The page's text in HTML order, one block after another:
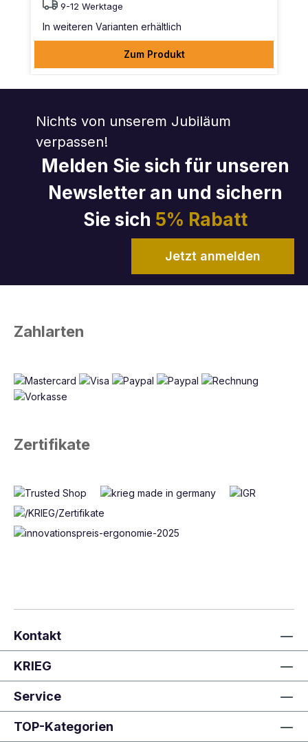
9-12 Werktage
In weiteren Varianten erhältlich
Zum Produkt
Nichts von unserem Jubiläum
verpassen!
Melden Sie sich für unseren
Newsletter an und sichern
Sie sich 5% Rabatt
Jetzt anmelden
Zahlarten
Zertifikate
Kontakt
KRIEG
Service
TOP-Kategorien